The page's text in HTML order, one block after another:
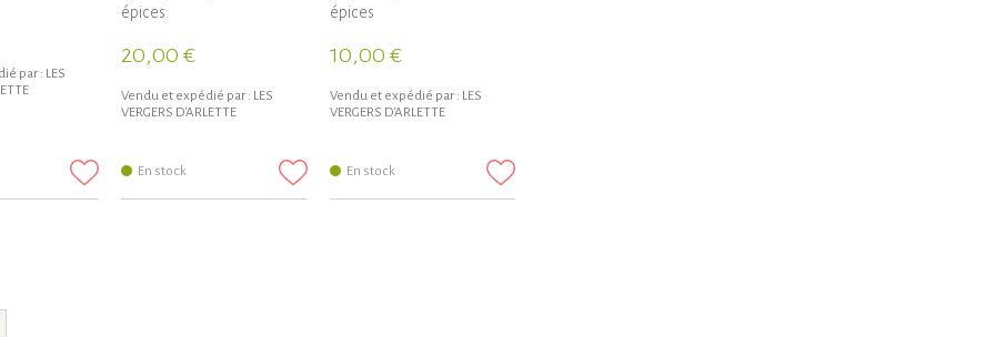
par : LES
épices
20,00 €
Vendu et expédié par : LES
VERGERS D'ARLETTE
En stock
épices
10,00 €
Vendu et expédié par : LES
VERGERS D'ARLETTE
En stock